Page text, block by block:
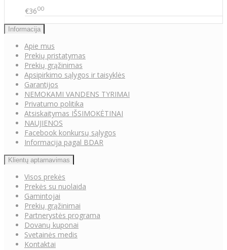
€3600
Informacija
Apie mus
Prekių pristatymas
Prekių grąžinimas
Apsipirkimo sąlygos ir taisyklės
Garantijos
NEMOKAMI VANDENS TYRIMAI
Privatumo politika
Atsiskaitymas IŠSIMOKĖTINAI
NAUJIENOS
Facebook konkursų sąlygos
Informacija pagal BDAR
Klientų aptarnavimas
Visos prekės
Prekės su nuolaida
Gamintojai
Prekių grąžinimai
Partnerystės programa
Dovanų kuponai
Svetainės medis
Kontaktai